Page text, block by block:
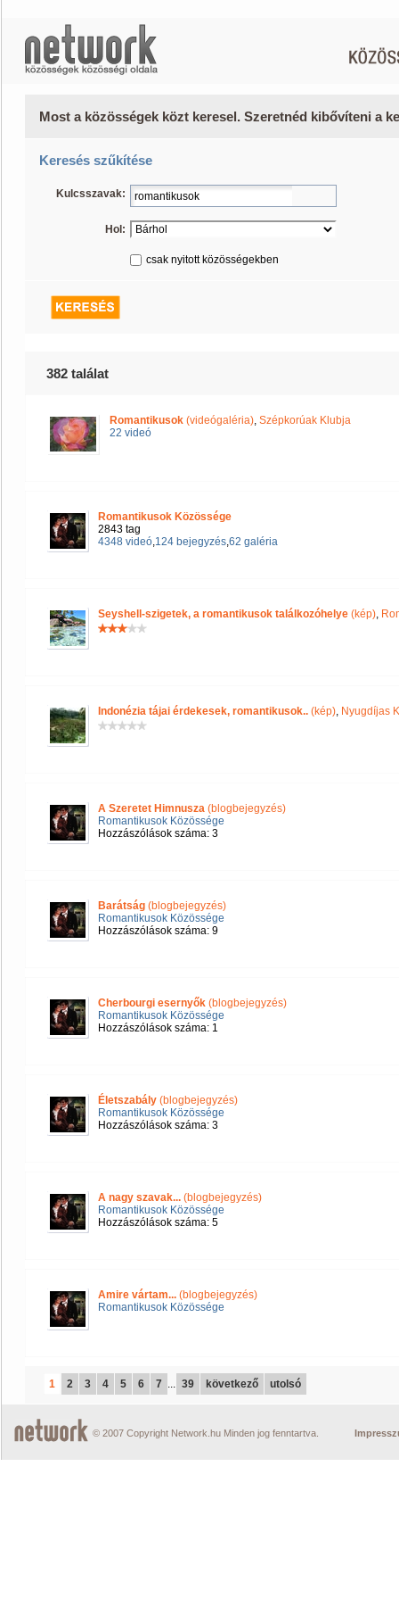
Most a közösségek közt keresel. Szeretnéd kibővíteni a
Keresés szűkítése
Kulcsszavak:
Hol:
csak nyitott közösségekben
382 találat
Romantikusok (videógaléria), Szépkorúak Klubja
22 videó
Romantikusok Közössége
2843 tag
4348 videó,124 bejegyzés,62 galéria
Seyshell-szigetek, a romantikusok találkozóhelye (kép),
Indonézia tájai érdekesek, romantikusok.. (kép), Nyugdíjas
A Szeretet Himnusza (blogbejegyzés)
Romantikusok Közössége
Hozzászólások száma: 3
Barátság (blogbejegyzés)
Romantikusok Közössége
Hozzászólások száma: 9
Cherbourgi esernyők (blogbejegyzés)
Romantikusok Közössége
Hozzászólások száma: 1
Életszabály (blogbejegyzés)
Romantikusok Közössége
Hozzászólások száma: 3
A nagy szavak... (blogbejegyzés)
Romantikusok Közössége
Hozzászólások száma: 5
Amire vártam... (blogbejegyzés)
Romantikusok Közössége
1 2 3 4 5 6 7 ... 39 következő utolsó
© 2007 Copyright Network.hu Minden jog fenntartva.